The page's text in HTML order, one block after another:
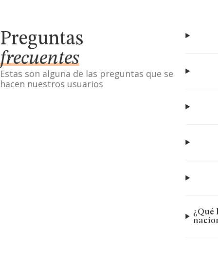
Preguntas
frecuentes
Estas son alguna de las preguntas que se
hacen nuestros usuarios
¿Qué